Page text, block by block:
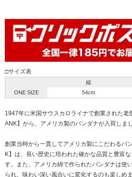
□サイズ表
縦
ONE SIZE
54cm
1947年に米国サウスカロライナで創業された老
ANK】から、アメリカ製のバンダナが入荷しま
創業当時から一貫してアメリカ製にこだわるバ
K】は、長い歴史に培われた確かな品質と豊富
す。また、アメリカ綿で作られたバンダナは使
られ、味わい深い風合いに変化するのも楽しめ